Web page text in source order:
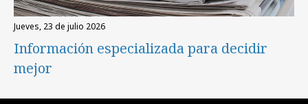
jueves, 23 de julio 2026
Información especializada para decidir
mejor